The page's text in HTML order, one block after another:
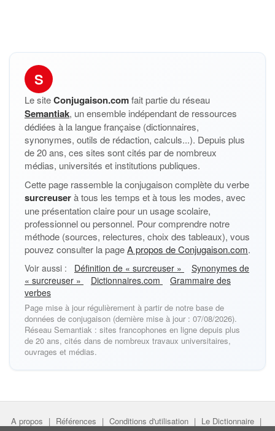
S
Le siteConjugaison.comfait partie du réseau
Semantiak, un ensemble indépendant de ressources
dédiées à la langue française (dictionnaires,
synonymes, outils de rédaction, calculs...). Depuis plus
de 20 ans, ces sites sont cités par de nombreux
médias, universités et institutions publiques.
Cette page rassemble la conjugaison complète du verbe
surcreuserà tous les temps et à tous les modes, avec
une présentation claire pour un usage scolaire,
professionnel ou personnel. Pour comprendre notre
méthode (sources, relectures, choix des tableaux), vous
pouvez consulter la pageA propos de Conjugaison.com.
Voir aussi : Définition de « surcreuser »
Synonymes de
« surcreuser »
Dictionnaires.com
Grammaire des
verbes
Page mise à jour régulièrement à partir de notre base de
données de conjugaison (dernière mise à jour : 07/08/2026).
Réseau Semantiak : sites francophones en ligne depuis plus
de 20 ans, cités dans de nombreux travaux universitaires,
ouvrages et médias.
A propos | Références | Conditions d'utilisation | Le Dictionnaire |